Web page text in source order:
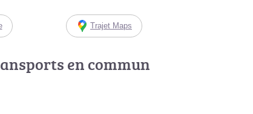
Trajet Maps
en commun